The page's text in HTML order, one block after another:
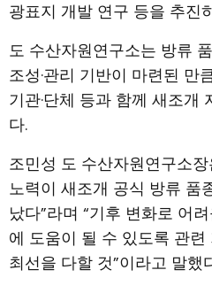
광표지 개발 연구 등을 추진
도 수산자원연구소는 방류
조성·관리 기반이 마련된 만
기관·단체 등과 함께 새조개
다.
조민성 도 수산자원연구소
노력이 새조개 공식 방류 품
났다”라며 “기후 변화로 어
에 도움이 될 수 있도록 관
최선을 다할 것”이라고 말했